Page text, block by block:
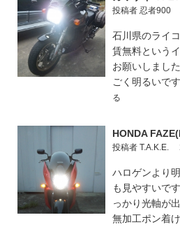
投稿者 忍者900
石川県のライ
賃無料という
お願いしまし
ごく明るいで
る
HONDA
投稿者 T.A.K.E.
ハロゲンより
も見やすいで
っかり光軸が
無加工ポン着